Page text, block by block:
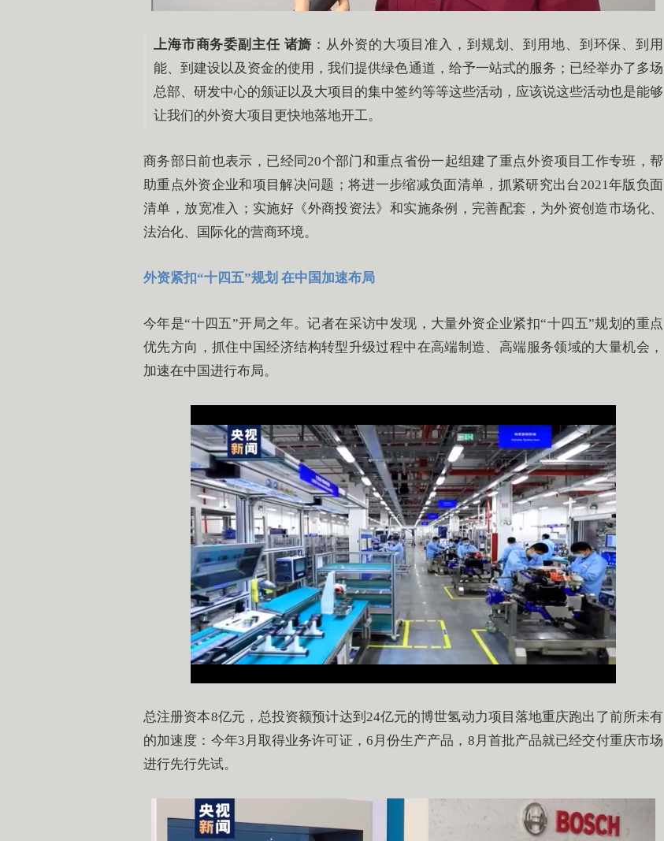
上海市商务委副主任 诸旖 ： 从外资的大项目准入，到规划、到用地、到环保、到用
能、到建设以及资金的使用，我们提供绿色通道，给予一站式的服务；已经举办了多场
总部、研发中心的颁证以及大项目的集中签约等等这些活动，应该说这些活动也是能够
让我们的外资大项目更快地落地开工。
商务部日前也表示，已经同20个部门和重点省份一起组建了重点外资项目工作专班，帮
助重点外资企业和项目解决问题；将进一步缩减负面清单，抓紧研究出台2021年版负面
清单，放宽准入；实施好《外商投资法》和实施条例，完善配套，为外资创造市场化、
法治化、国际化的营商环境。
外资紧扣“十四五”规划 在中国加速布局
今年是“十四五”开局之年。记者在采访中发现，大量外资企业紧扣“十四五”规划的重点
优先方向，抓住中国经济结构转型升级过程中在高端制造、高端服务领域的大量机会，
加速在中国进行布局。
总注册资本8亿元，总投资额预计达到24亿元的博世氢动力项目落地重庆跑出了前所未有
的加速度：今年3月取得业务许可证，6月份生产产品，8月首批产品就已经交付重庆市场
进行先行先试。